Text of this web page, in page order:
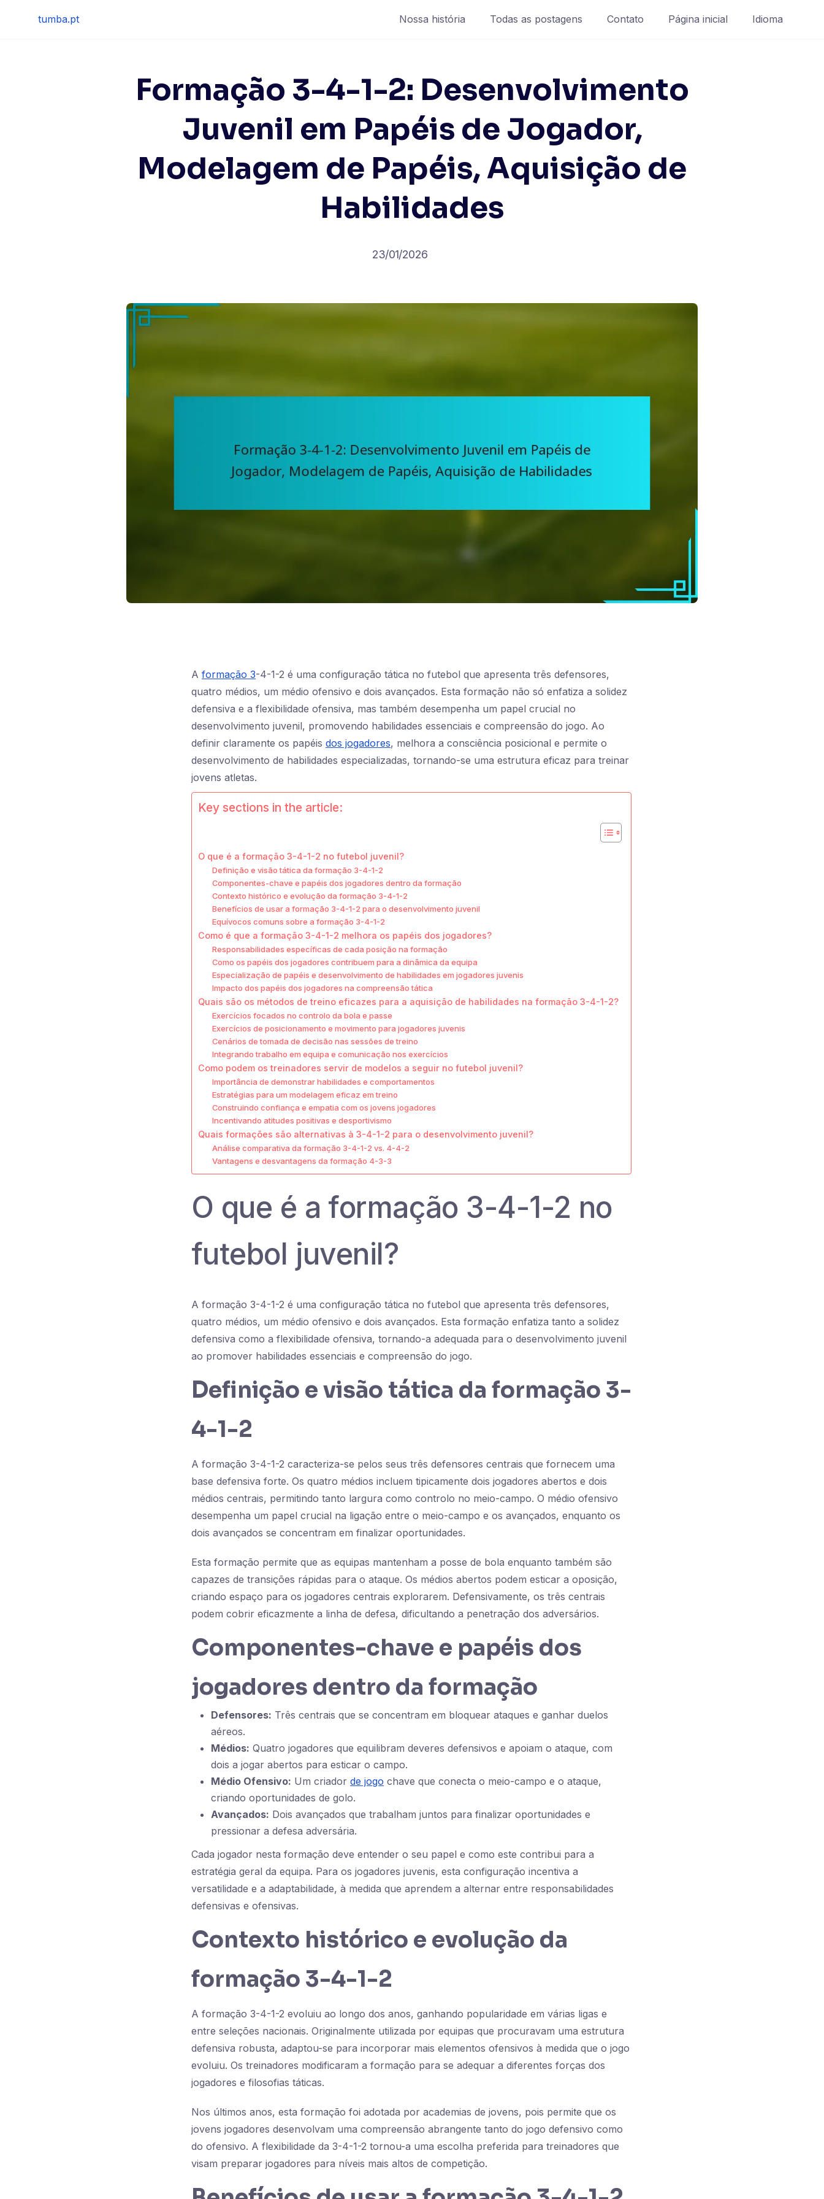
tumba.pt Nossa história Todas as postagens Contato Página inicial Idioma
Formação 3-4-1-2: Desenvolvimento
Juvenil em Papéis de Jogador,
Modelagem de Papéis, Aquisição de
Habilidades
23/01/2026
A formação 3-4-1-2 é uma configuração tática no futebol que apresenta três defensores,
quatro médios, um médio ofensivo e dois avançados. Esta formação não só enfatiza a solidez
defensiva e a flexibilidade ofensiva, mas também desempenha um papel crucial no
desenvolvimento juvenil, promovendo habilidades essenciais e compreensão do jogo. Ao
definir claramente os papéis dos jogadores, melhora a consciência posicional e permite o
desenvolvimento de habilidades especializadas, tornando-se uma estrutura eficaz para treinar
jovens atletas.
Key sections in the article:
O que é a formação 3-4-1-2 no futebol juvenil?
Definição e visão tática da formação 3-4-1-2
Componentes-chave e papéis dos jogadores dentro da formação
Contexto histórico e evolução da formação 3-4-1-2
Benefícios de usar a formação 3-4-1-2 para o desenvolvimento juvenil
Equívocos comuns sobre a formação 3-4-1-2
Como é que a formação 3-4-1-2 melhora os papéis dos jogadores?
Responsabilidades específicas de cada posição na formação
Como os papéis dos jogadores contribuem para a dinâmica da equipa
Especialização de papéis e desenvolvimento de habilidades em jogadores juvenis
Impacto dos papéis dos jogadores na compreensão tática
Quais são os métodos de treino eficazes para a aquisição de habilidades na formação 3-4-1-2?
Exercícios focados no controlo da bola e passe
Exercícios de posicionamento e movimento para jogadores juvenis
Cenários de tomada de decisão nas sessões de treino
Integrando trabalho em equipa e comunicação nos exercícios
Como podem os treinadores servir de modelos a seguir no futebol juvenil?
Importância de demonstrar habilidades e comportamentos
Estratégias para um modelagem eficaz em treino
Construindo confiança e empatia com os jovens jogadores
Incentivando atitudes positivas e desportivismo
Quais formações são alternativas à 3-4-1-2 para o desenvolvimento juvenil?
Análise comparativa da formação 3-4-1-2 vs. 4-4-2
Vantagens e desvantagens da formação 4-3-3
O que é a formação 3-4-1-2 no
futebol juvenil?
A formação 3-4-1-2 é uma configuração tática no futebol que apresenta três defensores,
quatro médios, um médio ofensivo e dois avançados. Esta formação enfatiza tanto a solidez
defensiva como a flexibilidade ofensiva, tornando-a adequada para o desenvolvimento juvenil
ao promover habilidades essenciais e compreensão do jogo.
Definição e visão tática da formação 3-
4-1-2
A formação 3-4-1-2 caracteriza-se pelos seus três defensores centrais que fornecem uma
base defensiva forte. Os quatro médios incluem tipicamente dois jogadores abertos e dois
médios centrais, permitindo tanto largura como controlo no meio-campo. O médio ofensivo
desempenha um papel crucial na ligação entre o meio-campo e os avançados, enquanto os
dois avançados se concentram em finalizar oportunidades.
Esta formação permite que as equipas mantenham a posse de bola enquanto também são
capazes de transições rápidas para o ataque. Os médios abertos podem esticar a oposição,
criando espaço para os jogadores centrais explorarem. Defensivamente, os três centrais
podem cobrir eficazmente a linha de defesa, dificultando a penetração dos adversários.
Componentes-chave e papéis dos
jogadores dentro da formação
Defensores: Três centrais que se concentram em bloquear ataques e ganhar duelos
aéreos.
Médios: Quatro jogadores que equilibram deveres defensivos e apoiam o ataque, com
dois a jogar abertos para esticar o campo.
Médio Ofensivo: Um criador de jogo chave que conecta o meio-campo e o ataque,
criando oportunidades de golo.
Avançados: Dois avançados que trabalham juntos para finalizar oportunidades e
pressionar a defesa adversária.
Cada jogador nesta formação deve entender o seu papel e como este contribui para a
estratégia geral da equipa. Para os jogadores juvenis, esta configuração incentiva a
versatilidade e a adaptabilidade, à medida que aprendem a alternar entre responsabilidades
defensivas e ofensivas.
Contexto histórico e evolução da
formação 3-4-1-2
A formação 3-4-1-2 evoluiu ao longo dos anos, ganhando popularidade em várias ligas e
entre seleções nacionais. Originalmente utilizada por equipas que procuravam uma estrutura
defensiva robusta, adaptou-se para incorporar mais elementos ofensivos à medida que o jogo
evoluiu. Os treinadores modificaram a formação para se adequar a diferentes forças dos
jogadores e filosofias táticas.
Nos últimos anos, esta formação foi adotada por academias de jovens, pois permite que os
jovens jogadores desenvolvam uma compreensão abrangente tanto do jogo defensivo como
do ofensivo. A flexibilidade da 3-4-1-2 tornou-a uma escolha preferida para treinadores que
visam preparar jogadores para níveis mais altos de competição.